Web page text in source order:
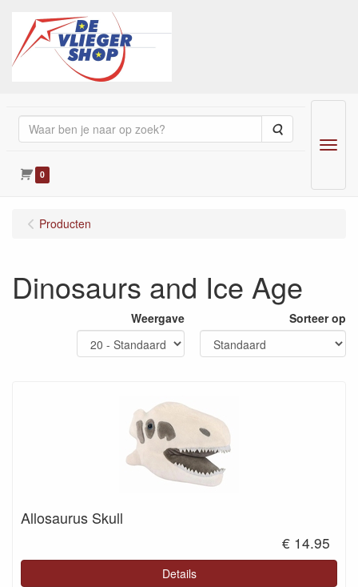
Zoeken
0
Menu
Producten
Dinosaurs and Ice Age
Weergave Sorteer op
Allosaurus Skull
€ 14.95
Details